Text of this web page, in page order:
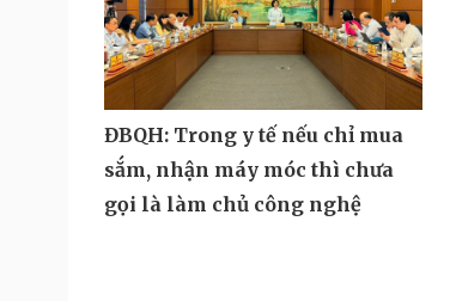
ĐBQH: Trong y tế nếu chỉ mua
sắm, nhận máy móc thì chưa
gọi là làm chủ công nghệ